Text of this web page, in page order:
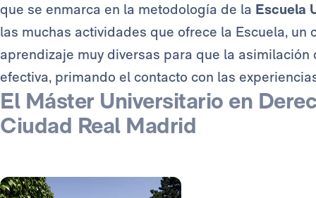
que se enmarca en la metodología de la Escuela
las muchas actividades que ofrece la Escuela, un
aprendizaje muy diversas para que la
efectiva, primando el contacto con las
El Máster Universitario en
Ciudad Real Madrid